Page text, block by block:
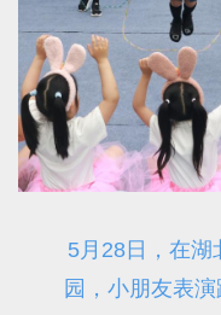
5月28日，在湖
园，小朋友表